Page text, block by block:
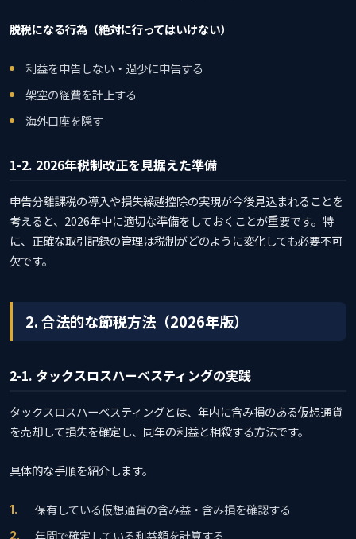
脱税になる行為（絶対に行ってはいけない）
利益を申告しない・過少に申告する
架空の経費を計上する
海外口座を隠す
1-2. 2026年税制改正を見据えた準備
申告分離課税の導入や損失繰越控除の実現が今後見込まれることを
考えると、2026年中に適切な準備をしておくことが重要です。特
に、正確な取引記録の管理は税制がどのように変化しても必要不可
欠です。
2. 合法的な節税方法（2026年版）
2-1. タックスロスハーベスティングの実践
タックスロスハーベスティングとは、年内に含み損のある仮想通貨
を売却して損失を確定し、同年の利益と相殺する方法です。
具体的な手順を紹介します。
保有している仮想通貨の含み益・含み損を確認する